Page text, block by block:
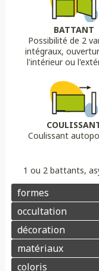
BATTANT
Possibilité de 2
intégraux,
l'intérieur ou
Coulissant
1 ou 2 battants,
Biais bas
Chapeau de
Portail plein
LAME
Lame 30 cm
DÉCORS
Pointes
Motorisation